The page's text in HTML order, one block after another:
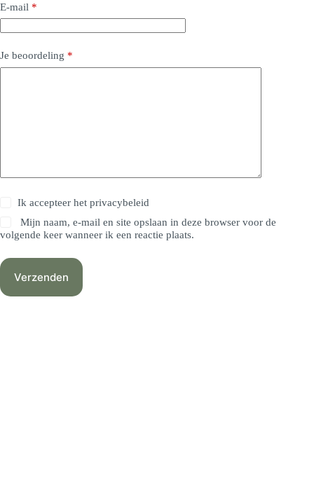
E-mail *
Je beoordeling *
Ik accepteer hetprivacybeleid
Mijn naam, e-mail en site opslaan in deze browser voor de
volgende keer wanneer ik een reactie plaats.
Verzenden